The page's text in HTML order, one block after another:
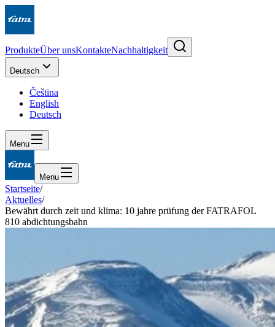
ProdukteÜber unsKontakteNachhaltigkeit
Deutsch
Čeština
English
Deutsch
Menu
Menu
Startseite/
Aktuelles/
Bewährt durch zeit und klima: 10 jahre prüfung der FATRAFOL
810 abdichtungsbahn